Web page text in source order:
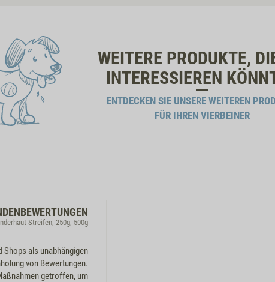
WEITERE PRODUKTE,
INTERESSIEREN
ENTDECKEN SIE UNSERE WEITEREN
FÜR IHREN VIERBEINER
Streifen, 250g, 500g
Shops als unabhängigen
von Bewertungen.
getroffen, um